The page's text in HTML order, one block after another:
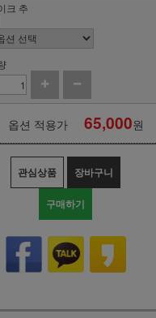
크 추
옵션 적용가 65,000원
관심상품 장바구니
구매하기